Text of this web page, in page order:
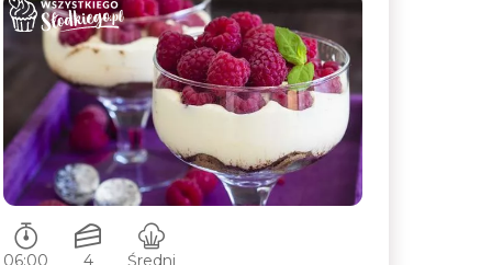
Czas przygotowywania:
06:00
Ilość porcji:
4
Poziom trudności:
Średni